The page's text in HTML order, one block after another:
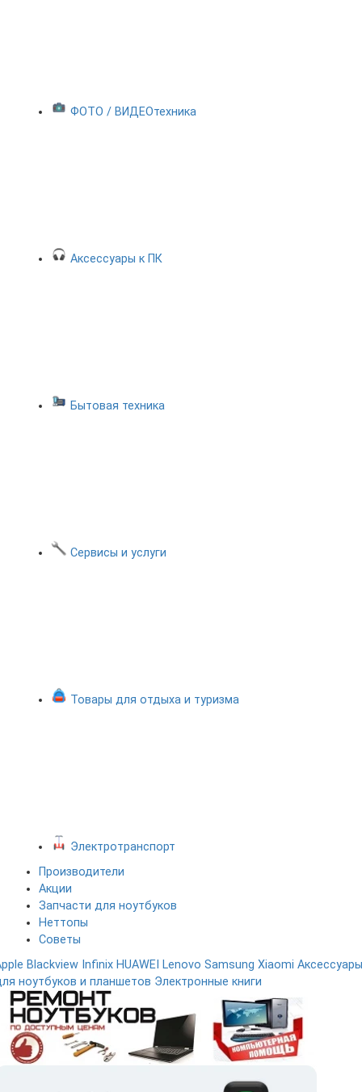
ФОТО / ВИДЕОтехника
Аксессуары к ПК
Бытовая техника
Сервисы и услуги
Товары для отдыха и туризма
Электротранспорт
Производители
Акции
Запчасти для ноутбуков
Неттопы
Советы
Blackview Infinix HUAWEI Lenovo Samsung Xiaomi Аксессуары
ноутбуков и планшетов Электронные книги